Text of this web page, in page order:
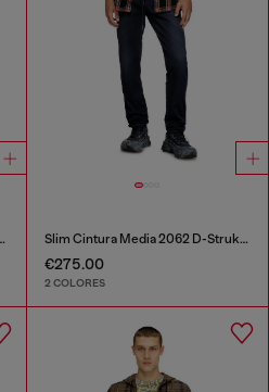
Strukt Joggjeans® Slim Cintura Media 2062 D-Strukt Joggjeans®
€275.00
2 COLORES